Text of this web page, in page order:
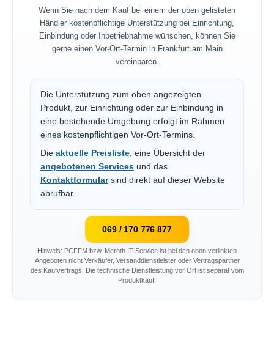
Wenn Sie nach dem Kauf bei einem der oben gelisteten
Händler kostenpflichtige Unterstützung bei Einrichtung,
Einbindung oder Inbetriebnahme wünschen, können Sie
gerne einen Vor-Ort-Termin in Frankfurt am Main
vereinbaren.
Die Unterstützung zum oben angezeigten
Produkt, zur Einrichtung oder zur Einbindung in
eine bestehende Umgebung erfolgt im Rahmen
eines kostenpflichtigen Vor-Ort-Termins.
Die aktuelle Preisliste , eine Übersicht der
angebotenen Services und das
Kontaktformularsind direkt auf dieser Website
abrufbar.
069 / 170 776 877
Hinweis: PCFFM bzw. Meroth IT-Service ist bei den oben verlinkten
Angeboten nicht Verkäufer, Versanddienstleister oder Vertragspartner
des Kaufvertrags. Die technische Dienstleistung vor Ort ist separat vom
Produktkauf.